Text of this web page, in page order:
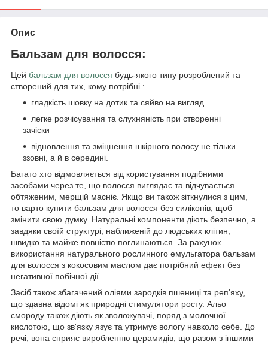
Опис
Бальзам для волосся:
Цей бальзам для волосся будь-якого типу розроблений та
створений для тих, кому потрібні :
гладкість шовку на дотик та сяйво на вигляд
легке розчісування та слухняність при створенні
зачіски
відновлення та зміцнення шкірного волосу не тільки
ззовні, а й в середині.
Багато хто відмовляється від користування подібними
засобами через те, що волосся виглядає та відчувається
обтяженим, мерщій масніє. Якщо ви також зіткнулися з цим,
то варто купити бальзам для волосся без силіконів, щоб
змінити свою думку. Натуральні компоненти діють безпечно, а
завдяки своїй структурі, наближеній до людських клітин,
швидко та майже повністю поглинаються. За рахунок
використання натурального рослинного емульгатора бальзам
для волосся з кокосовим маслом дає потрібний ефект без
негативної побічної дії.
Засіб також збагачений оліями зародків пшениці та реп'яху,
що здавна відомі як природні стимулятори росту. Альо
смороду також діють як зволожувачі, поряд з молочної
кислотою, що зв'язку язує та утримує вологу навколо себе. До
речі, вона сприяє виробленню церамидів, що разом з іншими